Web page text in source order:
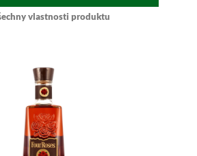
vlastnosti produktu